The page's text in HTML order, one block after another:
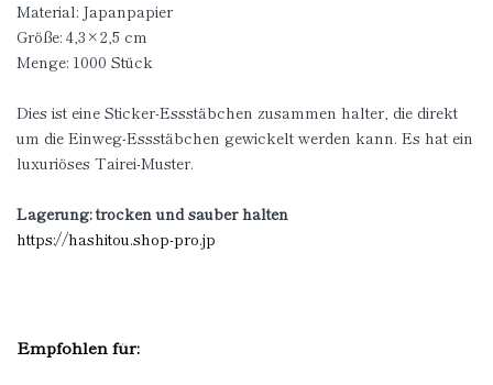
Material: Japanpapier
Größe: 4,3 ×2,5 cm
Menge: 1000 Stück
Dies ist eine Sticker-Essstäbchen zusammen halter, die direkt
um die Einweg-Essstäbchen gewickelt werden kann. Es hat ein
luxuriöses Tairei-Muster.
Lagerung: trocken und sauber halten
https://hashitou.shop-pro.jp
Empfohlen für: